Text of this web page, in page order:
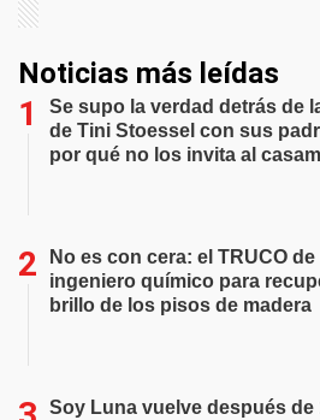
Noticias más leídas
Se supo la verdad detrás de
de Tini Stoessel con sus
por qué no los invita al
No es con cera: el TRUCO de
ingeniero químico para
brillo de los pisos de madera
Soy Luna vuelve después de